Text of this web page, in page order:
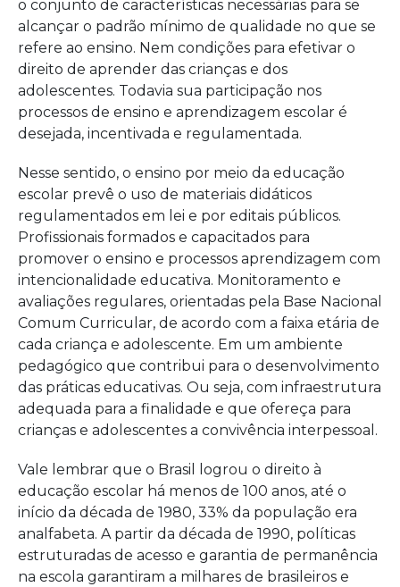
o conjunto de características necessárias para se
alcançar o padrão mínimo de qualidade no que se
refere ao ensino. Nem condições para efetivar o
direito de aprender das crianças e dos
adolescentes. Todavia sua participação nos
processos de ensino e aprendizagem escolar é
desejada, incentivada e regulamentada.
Nesse sentido, o ensino por meio da educação
escolar prevê o uso de materiais didáticos
regulamentados em lei e por editais públicos.
Profissionais formados e capacitados para
promover o ensino e processos aprendizagem com
intencionalidade educativa. Monitoramento e
avaliações regulares, orientadas pela Base Nacional
Comum Curricular, de acordo com a faixa etária de
cada criança e adolescente. Em um ambiente
pedagógico que contribui para o desenvolvimento
das práticas educativas. Ou seja, com infraestrutura
adequada para a finalidade e que ofereça para
crianças e adolescentes a convivência interpessoal.
Vale lembrar que o Brasil logrou o direito à
educação escolar há menos de 100 anos, até o
início da década de 1980, 33% da população era
analfabeta. A partir da década de 1990, políticas
estruturadas de acesso e garantia de permanência
na escola garantiram a milhares de brasileiros e